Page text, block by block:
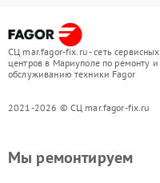
СЦ mar.fagor-fix.ru - сеть сервисных
центров в Мариуполе по ремонту и
обслуживанию техники Fagor
2021-2026 © СЦ mar.fagor-fix.ru
Мы ремонтируем